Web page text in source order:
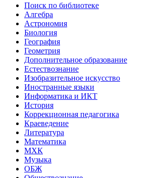
Поиск по библиотеке
Алгебра
Астрономия
Биология
География
Геометрия
Дополнительное образование
Естествознание
Изобразительное искусство
Иностранные языки
Информатика и ИКТ
История
Коррекционная педагогика
Краеведение
Литература
Математика
МХК
Музыка
ОБЖ